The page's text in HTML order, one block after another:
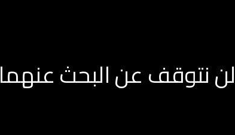
نتوقف عن البحث عنهما